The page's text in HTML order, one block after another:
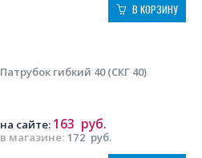
В КОРЗИНУ
Патрубок гибкий 40 (СКГ 40)
в магазине: 172 руб.
на сайте: 163 руб.